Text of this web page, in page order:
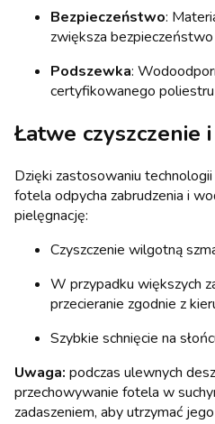
Bezpieczeństwo:
zwiększa
Podszewka:
certyfikowanego
Łatwe czyszczenie
Dzięki zastosowaniu technologii
fotela odpycha zabrudzenia i
pielęgnację:
Czyszczenie wilgotną
W przypadku większych
przecieranie zgodnie z
Szybkie schnięcie na
Uwaga: podczas ulewnych
przechowywanie fotela w
zadaszeniem, aby utrzymać